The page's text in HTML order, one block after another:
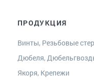
ПРОДУКЦИЯ
Винты, Резьбовые
Дюбеля,
Якоря, Крепежи